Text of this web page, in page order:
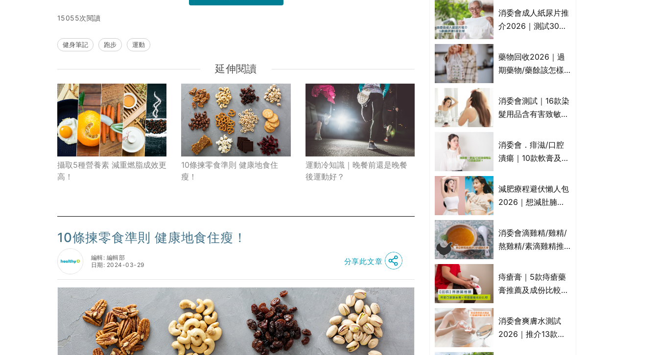
15055次閱讀
健身筆記 跑步 運動
延伸閱讀
攝取5種營養素 減重燃脂成效更
高！
10條揀零食準則 健康地食住
瘦！
運動冷知識｜晚餐前還是晚餐
後運動好？
10條揀零食準則 健康地食住瘦！
編輯: 編輯部
日期: 2024-03-29
分享此文章
KLORANE、沙宣、
呂、LUX等上榜｜4
消委會成人紙尿片推
介2026｜測試30款
滲墊防漏表現/回滲/
化學物質檢測等｜5
藥物回收2026｜過
期藥物/藥餘該怎樣
地點一覽｜屈臣氏、
萬寧、首衛、綠領行
消委會測試｜16款染
髮用品含有害致敏物
介!50惠、Return回
本、Furnte、Rerise
消委會．痱滋/口腔
潰瘍｜10款軟膏及啫
屬處方藥物？有哪些
受關注成分？｜必知
減肥療程避伏懶人包
2026｜想減肚腩但
VS不良黑店5大手法
對比｜SLIMTONE減
消委會滴雞精/雞精/
熬雞精/素滴雞精推
款含致癌物 9款總評
達5星滿分名單 屈臣
痔瘡膏｜5款痔瘡藥
膏推薦及成份比較
有效紓緩痔瘡疼痛痕
癢｜附痔瘡成因及病
消委會爽膚水測試
2026｜推介13款總